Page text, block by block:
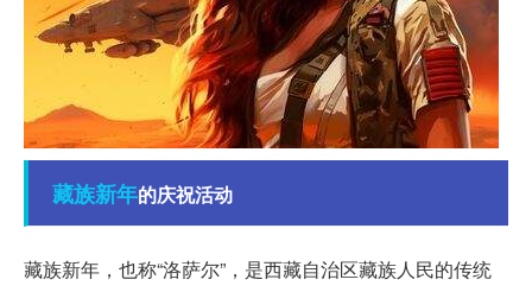
藏族新年的庆祝活动
藏族新年，也称“洛萨尔”，是西藏自治区藏族人民的传统